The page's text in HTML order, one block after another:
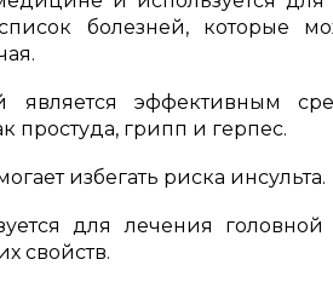
болезней, которые
эффективным
простуда, грипп и герпес.
избегать риска инсульта.
для лечения
свойств.